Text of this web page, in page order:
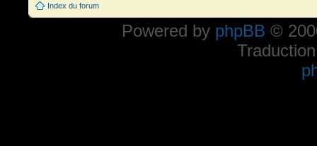
Index du forum
Powered by phpBB ©